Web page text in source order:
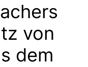
von
dem